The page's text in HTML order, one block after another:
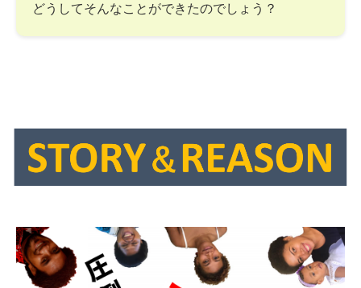
どうしてそんなことができたのでしょう？